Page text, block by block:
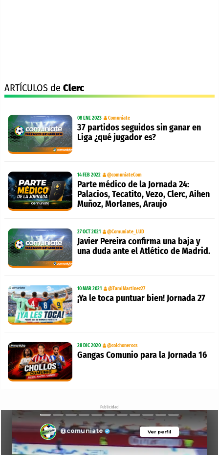
ARTÍCULOS de Clerc
08 ENE 2023 Comuniate
37 partidos seguidos sin ganar en
Liga ¿qué jugador es?
14 FEB 2022 @comuniateCom
Parte médico de la Jornada 24:
Palacios, Tecatito, Vezo, Clerc, Aihen
Muñoz, Morlanes, Araujo
27 OCT 2021 @Comuniate_LUD
Javier Pereira confirma una baja y
una duda ante el Atlético de Madrid.
10 MAR 2021 @TamiMartinez27
¡Ya le toca puntuar bien! Jornada 27
28 DIC 2020 @colchonerocs
Gangas Comunio para la Jornada 16
Publicidad
Ver perfil
@comuniate Ver perfil